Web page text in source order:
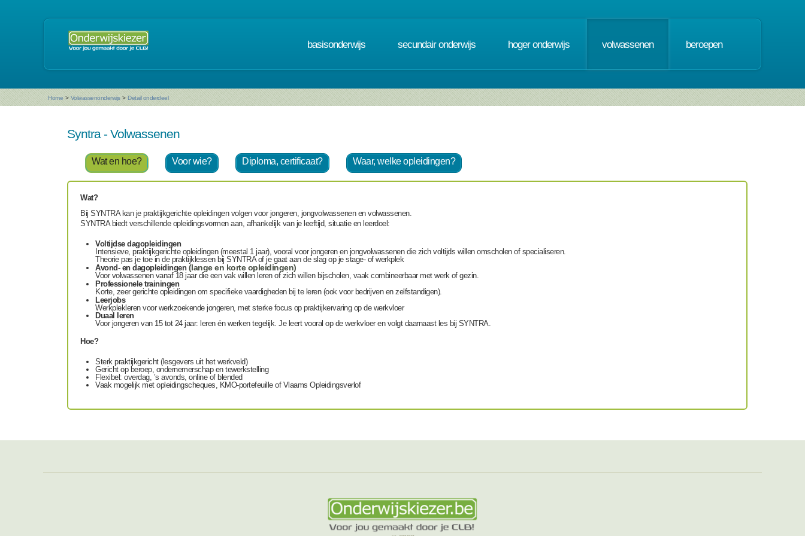
basisonderwijs secundair onderwijs hoger onderwijs volwassenen beroepen
Home > Volwassenonderwijs > Detail onderdeel
Syntra - Volwassenen
Wat en hoe? Voor wie? Diploma, certificaat? Waar, welke opleidingen?
Wat?
Bij SYNTRA kan je praktijkgerichte opleidingen volgen voor jongeren, jongvolwassenen en volwassenen.
SYNTRA biedt verschillende opleidingsvormen aan, afhankelijk van je leeftijd, situatie en leerdoel:
Voltijdse dagopleidingen
Intensieve, praktijkgerichte opleidingen (meestal 1 jaar), vooral voor jongeren en jongvolwassenen die zich voltijds willen omscholen of specialiseren.
Theorie pas je toe in de praktijklessen bij SYNTRA of je gaat aan de slag op je stage- of werkplek
Avond- en dagopleidingen(lange en korte opleidingen)
Voor volwassenen vanaf 18 jaar die een vak willen leren of zich willen bijscholen, vaak combineerbaar met werk of gezin.
Professionele trainingen
Korte, zeer gerichte opleidingen om specifieke vaardigheden bij te leren (ook voor bedrijven en zelfstandigen).
Leerjobs
Werkplekleren voor werkzoekende jongeren, met sterke focus op praktijkervaring op de werkvloer
Duaal leren
Voor jongeren van 15 tot 24 jaar: leren én werken tegelijk. Je leert vooral op de werkvloer en volgt daarnaast les bij SYNTRA.
Hoe?
Sterk praktijkgericht (lesgevers uit het werkveld)
Gericht op beroep, ondernemerschap en tewerkstelling
Flexibel: overdag, ’s avonds, online of blended
Vaak mogelijk met opleidingscheques, KMO-portefeuille of Vlaams Opleidingsverlof